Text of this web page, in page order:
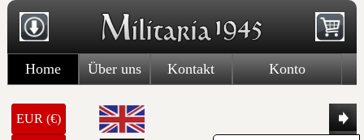
Home Über uns Kontakt Konto
EUR (€)